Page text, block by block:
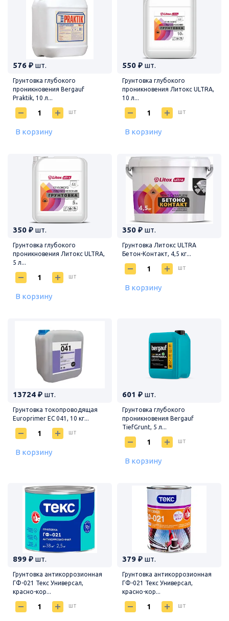
576 ₽ шт.
Грунтовка глубокого
проникновения Bergauf
Praktik, 10 л...
шт
В корзину
550 ₽ шт.
Грунтовка глубокого
проникновения Литокс ULTRA,
10 л...
шт
В корзину
350 ₽ шт.
Грунтовка глубокого
проникновения Литокс ULTRA,
5 л...
шт
В корзину
350 ₽ шт.
Грунтовка Литокс ULTRA
Бетон-Контакт, 4,5 кг...
шт
В корзину
13724 ₽ шт.
Грунтовка токопроводящая
Europrimer EC 041, 10 кг...
шт
В корзину
601 ₽ шт.
Грунтовка глубокого
проникновения Bergauf
TiefGrunt, 5 л...
шт
В корзину
899 ₽ шт.
Грунтовка антикоррозионная
ГФ-021 Текс Универсал,
красно-кор...
шт
379 ₽ шт.
Грунтовка антикоррозионная
ГФ-021 Текс Универсал,
красно-кор...
шт